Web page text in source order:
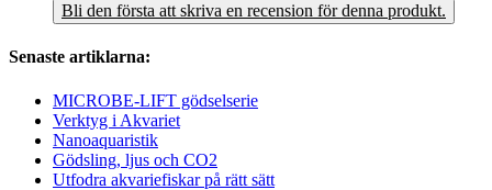
Bli den första att skriva en recension för denna produkt.
Senaste artiklarna:
MICROBE-LIFT gödselserie
Verktyg i Akvariet
Nanoaquaristik
Gödsling, ljus och CO2
Utfodra akvariefiskar på rätt sätt